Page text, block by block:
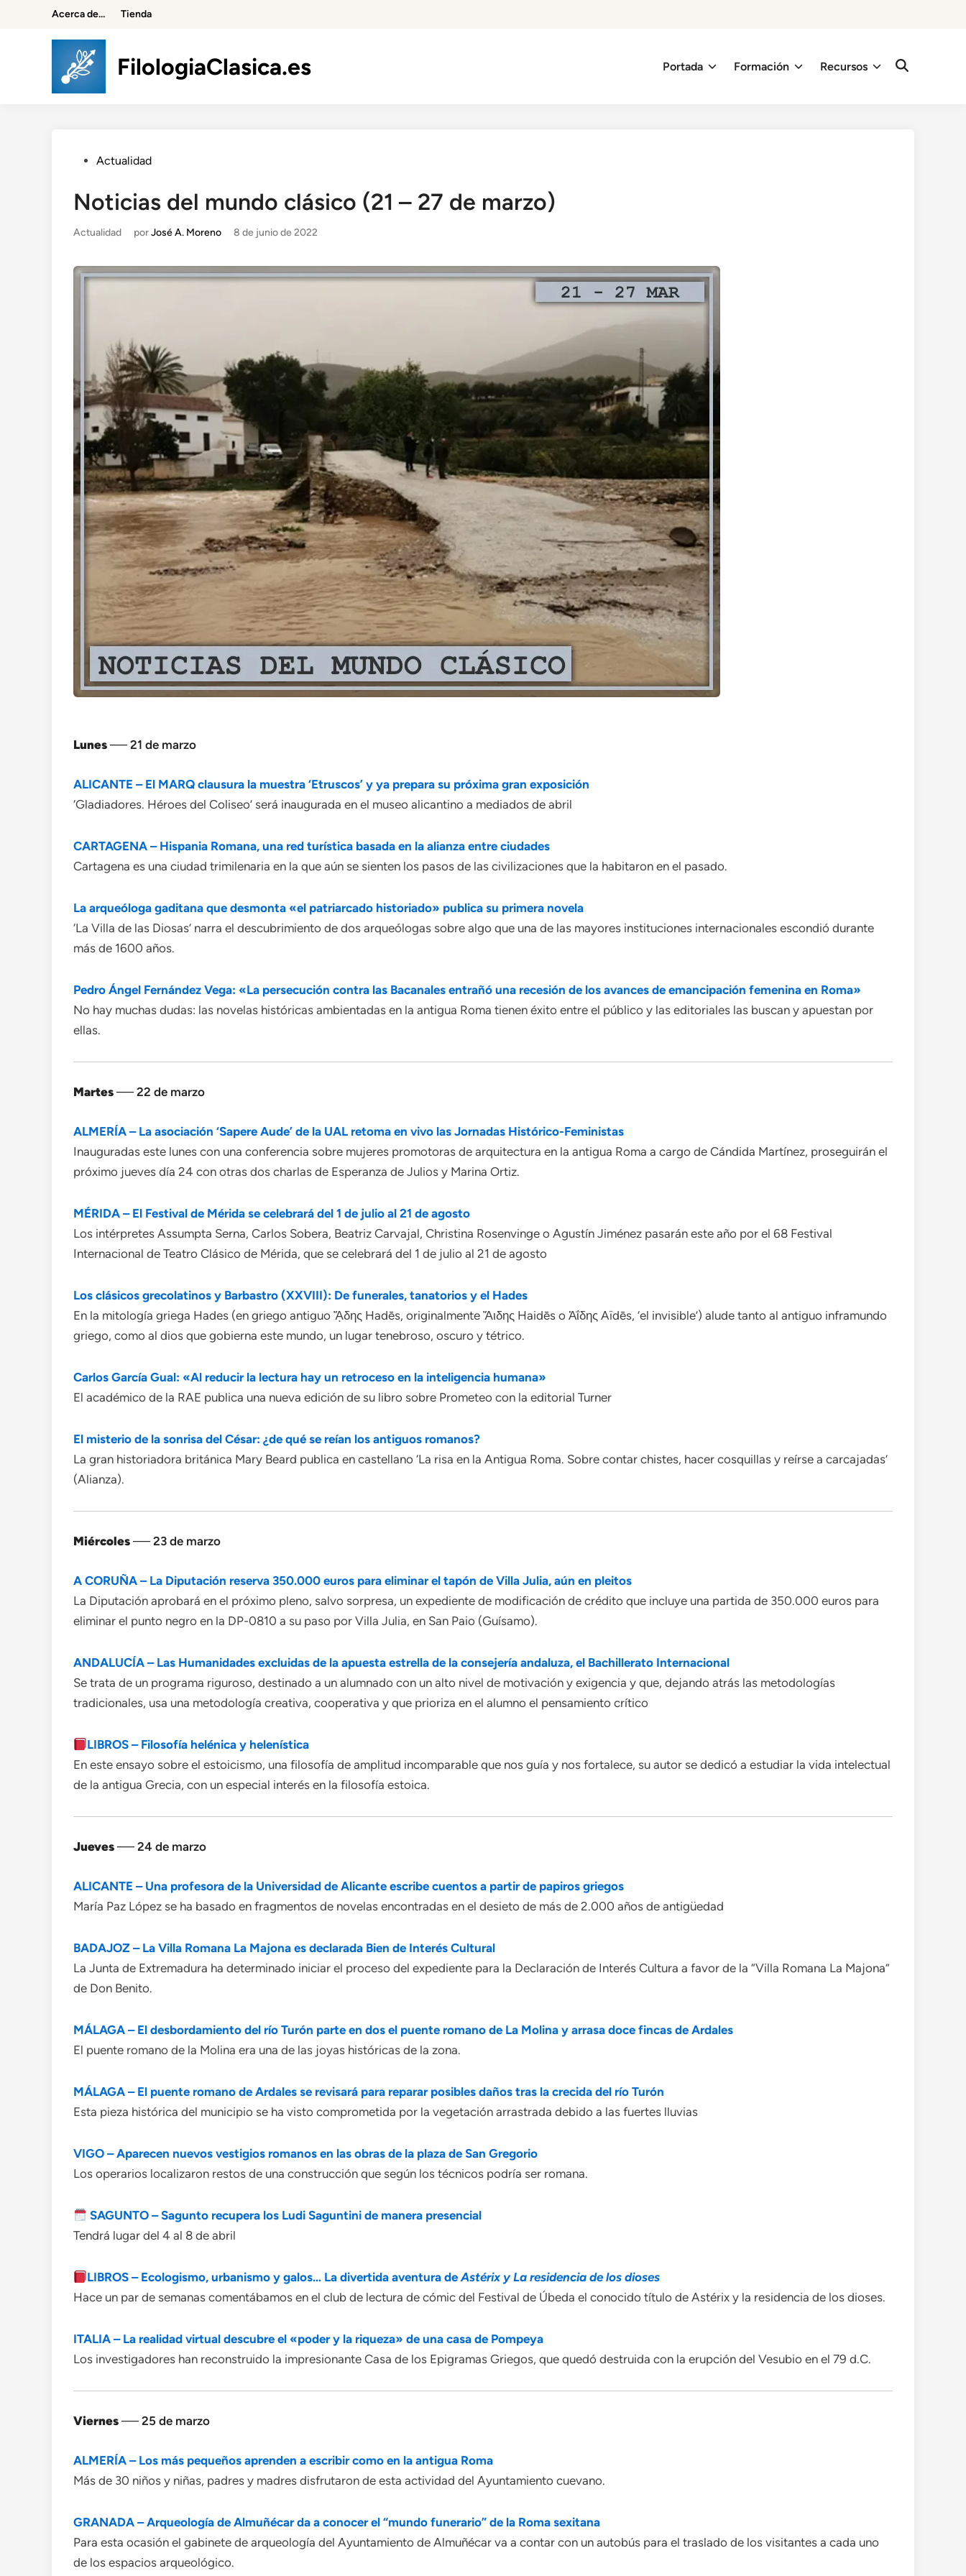
Acerca de… Tienda
FilologiaClasica.es Portada Formación Recursos
Publicado
Actualidad
Noticias del mundo clásico (21 – 27 de marzo)
Publicado
Actualidad porJosé A. Moreno 8 de junio de 2022
Lunes ── 21 de marzo
ALICANTE – El MARQ clausura la muestra ‘Etruscos’ y ya prepara su próxima gran exposición
‘Gladiadores. Héroes del Coliseo’ será inaugurada en el museo alicantino a mediados de abril
CARTAGENA – Hispania Romana, una red turística basada en la alianza entre ciudades
Cartagena es una ciudad trimilenaria en la que aún se sienten los pasos de las civilizaciones que la habitaron en el pasado.
La arqueóloga gaditana que desmonta «el patriarcado historiado» publica su primera novela
‘La Villa de las Diosas’ narra el descubrimiento de dos arqueólogas sobre algo que una de las mayores instituciones internacionales escondió durante
más de 1600 años.
Pedro Ángel Fernández Vega: «La persecución contra las Bacanales entrañó una recesión de los avances de emancipación femenina en Roma»
No hay muchas dudas: las novelas históricas ambientadas en la antigua Roma tienen éxito entre el público y las editoriales las buscan y apuestan por
ellas.
Martes ── 22 de marzo
ALMERÍA – La asociación ‘Sapere Aude’ de la UAL retoma en vivo las Jornadas Histórico-Feministas
Inauguradas este lunes con una conferencia sobre mujeres promotoras de arquitectura en la antigua Roma a cargo de Cándida Martínez, proseguirán el
próximo jueves día 24 con otras dos charlas de Esperanza de Julios y Marina Ortiz.
MÉRIDA – El Festival de Mérida se celebrará del 1 de julio al 21 de agosto
Los intérpretes Assumpta Serna, Carlos Sobera, Beatriz Carvajal, Christina Rosenvinge o Agustín Jiménez pasarán este año por el 68 Festival
Internacional de Teatro Clásico de Mérida, que se celebrará del 1 de julio al 21 de agosto
Los clásicos grecolatinos y Barbastro (XXVIII): De funerales, tanatorios y el Hades
En la mitología griega Hades (en griego antiguo ᾍδης Hadēs, originalmente Ἅιδης Haidēs o Ἀΐδης Aïdēs, ‘el invisible’) alude tanto al antiguo inframundo
griego, como al dios que gobierna este mundo, un lugar tenebroso, oscuro y tétrico.
Carlos García Gual: «Al reducir la lectura hay un retroceso en la inteligencia humana»
El académico de la RAE publica una nueva edición de su libro sobre Prometeo con la editorial Turner
El misterio de la sonrisa del César: ¿de qué se reían los antiguos romanos?
La gran historiadora británica Mary Beard publica en castellano ‘La risa en la Antigua Roma. Sobre contar chistes, hacer cosquillas y reírse a carcajadas’
(Alianza).
Miércoles ── 23 de marzo
A CORUÑA – La Diputación reserva 350.000 euros para eliminar el tapón de Villa Julia, aún en pleitos
La Diputación aprobará en el próximo pleno, salvo sorpresa, un expediente de modificación de crédito que incluye una partida de 350.000 euros para
eliminar el punto negro en la DP-0810 a su paso por Villa Julia, en San Paio (Guísamo).
ANDALUCÍA – Las Humanidades excluidas de la apuesta estrella de la consejería andaluza, el Bachillerato Internacional
Se trata de un programa riguroso, destinado a un alumnado con un alto nivel de motivación y exigencia y que, dejando atrás las metodologías
tradicionales, usa una metodología creativa, cooperativa y que prioriza en el alumno el pensamiento crítico
LIBROS – Filosofía helénica y helenística
En este ensayo sobre el estoicismo, una filosofía de amplitud incomparable que nos guía y nos fortalece, su autor se dedicó a estudiar la vida intelectual
de la antigua Grecia, con un especial interés en la filosofía estoica.
Jueves ── 24 de marzo
ALICANTE – Una profesora de la Universidad de Alicante escribe cuentos a partir de papiros griegos
María Paz López se ha basado en fragmentos de novelas encontradas en el desieto de más de 2.000 años de antigüedad
BADAJOZ – La Villa Romana La Majona es declarada Bien de Interés Cultural
La Junta de Extremadura ha determinado iniciar el proceso del expediente para la Declaración de Interés Cultura a favor de la “Villa Romana La Majona”
de Don Benito.
MÁLAGA – El desbordamiento del río Turón parte en dos el puente romano de La Molina y arrasa doce fincas de Ardales
El puente romano de la Molina era una de las joyas históricas de la zona.
MÁLAGA – El puente romano de Ardales se revisará para reparar posibles daños tras la crecida del río Turón
Esta pieza histórica del municipio se ha visto comprometida por la vegetación arrastrada debido a las fuertes lluvias
VIGO – Aparecen nuevos vestigios romanos en las obras de la plaza de San Gregorio
Los operarios localizaron restos de una construcción que según los técnicos podría ser romana.
SAGUNTO – Sagunto recupera los Ludi Saguntini de manera presencial
Tendrá lugar del 4 al 8 de abril
LIBROS – Ecologismo, urbanismo y galos… La divertida aventura deAstérix y La residencia de los dioses
Hace un par de semanas comentábamos en el club de lectura de cómic del Festival de Úbeda el conocido título de Astérix y la residencia de los dioses.
ITALIA – La realidad virtual descubre el «poder y la riqueza» de una casa de Pompeya
Los investigadores han reconstruido la impresionante Casa de los Epigramas Griegos, que quedó destruida con la erupción del Vesubio en el 79 d.C.
Viernes ── 25 de marzo
ALMERÍA – Los más pequeños aprenden a escribir como en la antigua Roma
Más de 30 niños y niñas, padres y madres disfrutaron de esta actividad del Ayuntamiento cuevano.
GRANADA – Arqueología de Almuñécar da a conocer el “mundo funerario” de la Roma sexitana
Para esta ocasión el gabinete de arqueología del Ayuntamiento de Almuñécar va a contar con un autobús para el traslado de los visitantes a cada uno
de los espacios arqueológico.